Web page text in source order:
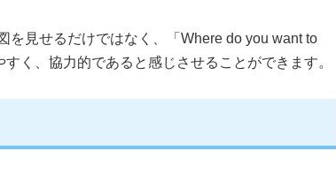
を見せるだけではなく、「Where do you want to
く、協力的であると感じさせることができます。